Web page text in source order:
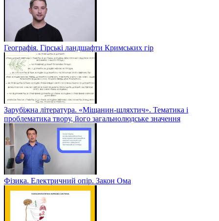
Географія. Гірські ландшафти Кримських гір
Зарубіжна література. «Міщанин-шляхтич». Тематика і
проблематика твору, його загальнолюдське значення
Фізика. Електричний опір. Закон Ома